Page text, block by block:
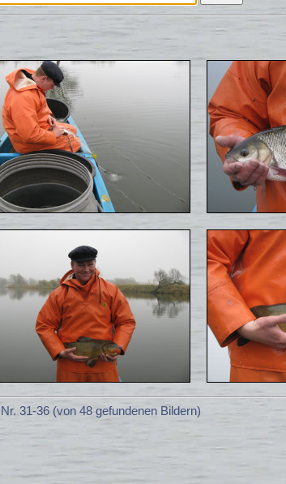
31-36 (von 48 gefundenen Bildern)